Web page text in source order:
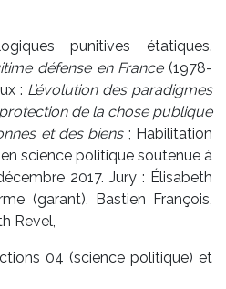
punitives étatiques.
défense en France (1978-
: L’évolution des paradigmes
de la chose publique
et des biens; Habilitation
science politique soutenue à
2017. Jury : Élisabeth
(garant), Bastien François,
Revel,
04 (science politique) et